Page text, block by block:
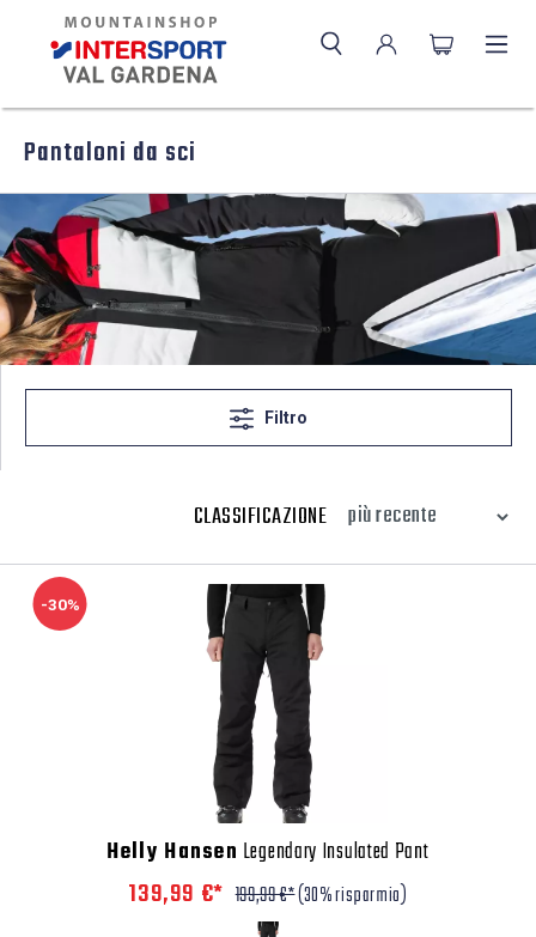
Pantaloni da sci
Filtro
CLASSIFICAZIONE
-30%
Helly Hansen Legendary Insulated Pant
139,99 €* 199,99 €*(30% risparmio)